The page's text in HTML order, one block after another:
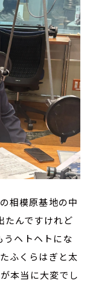
相模原基地の中
たんですけれど
うヘトヘトにな
ふくらはぎと太
本当に大変でし